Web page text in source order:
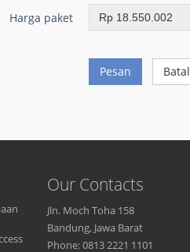
Harga paket
Pesan Batal
Our Contacts
Jln. Moch Toha 158
Bandung, Jawa Barat
Phone: 0813 2221 1101